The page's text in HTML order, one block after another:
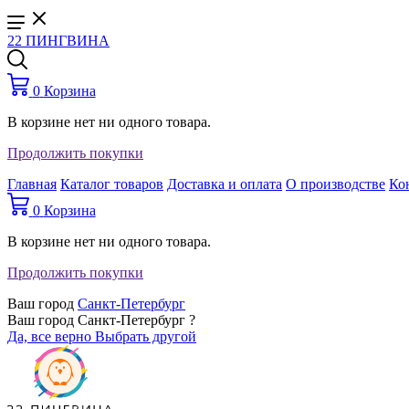
22 ПИНГВИНА
0 Корзина
В корзине нет ни одного товара.
Продолжить покупки
Главная Каталог товаров Доставка и оплата О производстве
0 Корзина
В корзине нет ни одного товара.
Продолжить покупки
Ваш город Санкт-Петербург
Ваш город Санкт-Петербург ?
Да, все верно Выбрать другой